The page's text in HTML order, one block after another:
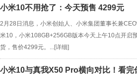
小米10不用抢了：今天预售 4299元
2月28日消息，小米创始人、小米集团董事长兼
米10，小米108GB+256GB版本今天上午10点开启
货，售价4299元。...[详细]
小米10与真我X50 Pro横向对比！看完